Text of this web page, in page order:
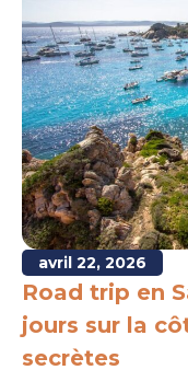
avril 22, 2026
Road trip en
jours sur la
secrètes